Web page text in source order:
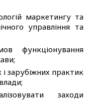
маркетингу та
управління та
функціонування
зарубіжних практик
заходи